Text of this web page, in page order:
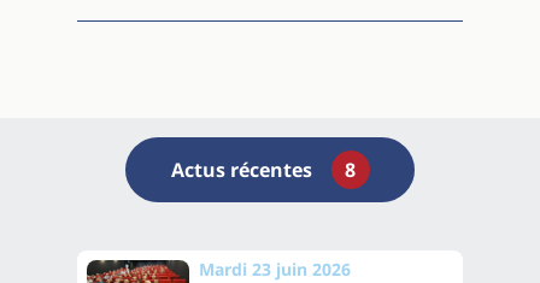
Actus récentes 8
Mardi 23 juin 2026